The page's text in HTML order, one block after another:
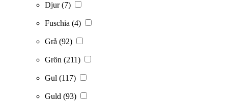
Djur(7)
Fuschia (4)
Grå (92)
Grön (211)
Gul (117)
Guld (93)